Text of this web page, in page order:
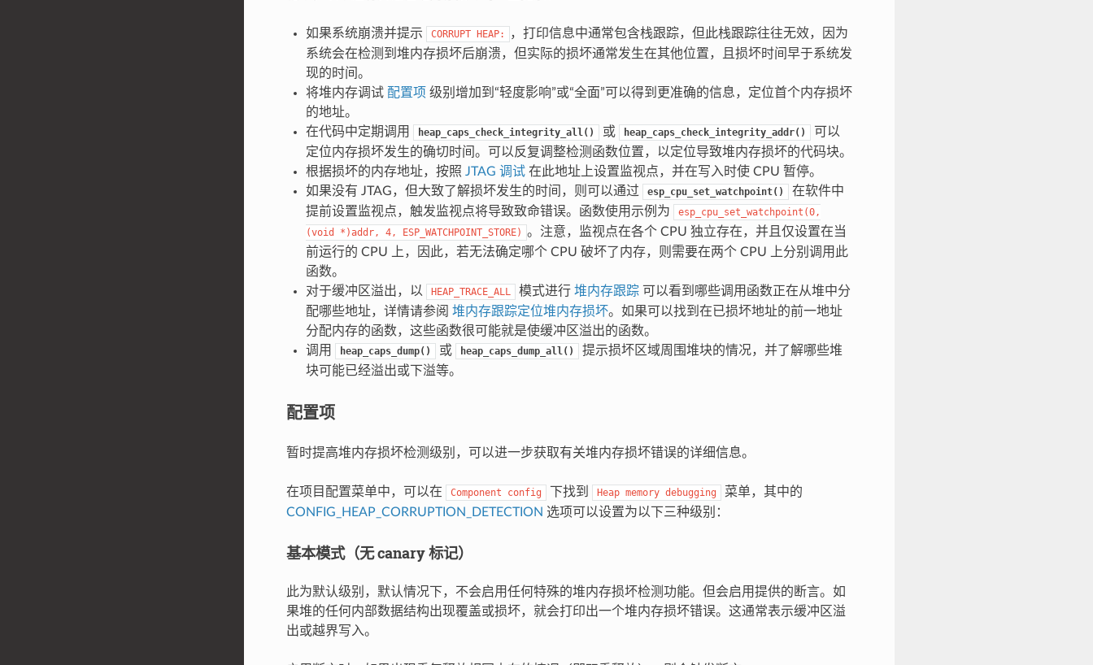
如果系统崩溃并提示 CORRUPT HEAP:
，打印信息中通常包含栈跟踪，但此栈跟踪往往无效，因为
系统会在检测到堆内存损坏后崩溃，但实际的损坏通常发生在其他位置，且损坏时间早于系统发
现的时间。
将堆内存调试 配置项 级别增加到“轻度影响”或“全面”可以得到更准确的信息，定位首个内存损坏
的地址。
在代码中定期调用
heap_caps_check_integrity_all() 或 heap_caps_check_integrity_addr()
可以
定位内存损坏发生的确切时间。可以反复调整检测函数位置，以定位导致堆内存损坏的代码块。
根据损坏的内存地址，按照 JTAG 调试在此地址上设置监视点，并在写入时使 CPU 暂停。
如果没有 JTAG，但大致了解损坏发生的时间，则可以通过
esp_cpu_set_watchpoint()
在软件中
提前设置监视点，触发监视点将导致致命错误。函数使用示例为
esp_cpu_set_watchpoint(0,
(void
*)addr, 4, ESP_WATCHPOINT_STORE) 。注意，监视点在各个 CPU 独立存在，并且仅设置在当
前运行的 CPU 上，因此，若无法确定哪个 CPU 破坏了内存，则需要在两个 CPU 上分别调用此
函数。
对于缓冲区溢出，以
HEAP_TRACE_ALL 模式进行 堆内存跟踪可以看到哪些调用函数正在从堆中分
配哪些地址，详情请参阅 堆内存跟踪定位堆内存损坏。如果可以找到在已损坏地址的前一地址
分配内存的函数，这些函数很可能就是使缓冲区溢出的函数。
调用
heap_caps_dump() 或 heap_caps_dump_all()
提示损坏区域周围堆块的情况，并了解哪些堆
块可能已经溢出或下溢等。
配置项
暂时提高堆内存损坏检测级别，可以进一步获取有关堆内存损坏错误的详细信息。
在项目配置菜单中，可以在 Component config 下找到 Heap memory debugging
菜单，其中的
CONFIG_HEAP_CORRUPTION_DETECTION 选项可以设置为以下三种级别：
基本模式（无 canary 标记）
此为默认级别，默认情况下，不会启用任何特殊的堆内存损坏检测功能。但会启用提供的断言。如
果堆的任何内部数据结构出现覆盖或损坏，就会打印出一个堆内存损坏错误。这通常表示缓冲区溢
出或越界写入。